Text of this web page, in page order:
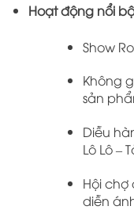
Hoạt động nổi
Show
Không
sản
Diễu
Lô Lô –
Hội
diễn